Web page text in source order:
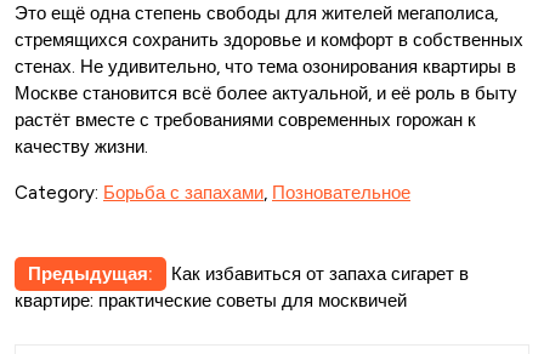
Это ещё одна степень свободы для жителей мегаполиса,
стремящихся сохранить здоровье и комфорт в собственных
стенах. Не удивительно, что тема озонирования квартиры в
Москве становится всё более актуальной, и её роль в быту
растёт вместе с требованиями современных горожан к
качеству жизни.
Category: Борьба с запахами, Позновательное
Навигация
по
Предыдущая:
Как избавиться от запаха сигарет в
квартире: практические советы для москвичей